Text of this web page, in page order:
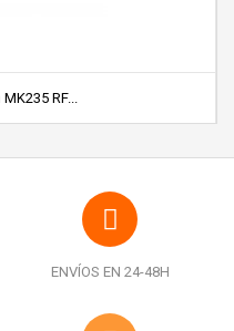
RF...
ENVÍOS EN 24-48H